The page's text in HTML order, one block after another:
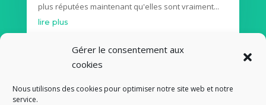
Gérer le consentement aux
cookies
Nous utilisons des cookies pour optimiser notre site web et notre
service.
plus réputées maintenant qu'elles sont vraiment...
lire plus
Voir plus de voyages